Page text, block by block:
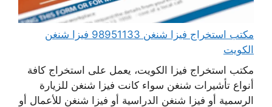
مكتب استخراج فيزا شنغن 98951133 فيزا شنغن
الكويت
مكتب استخراج فيزا الكويت، يعمل على استخراج كافة
أنواع تأشيرات شنغن سواء كانت فيزا شنغن للزيارة
الرسمية أو فيزا شنغن الدراسية أو فيزا شنغن للأعمال أو